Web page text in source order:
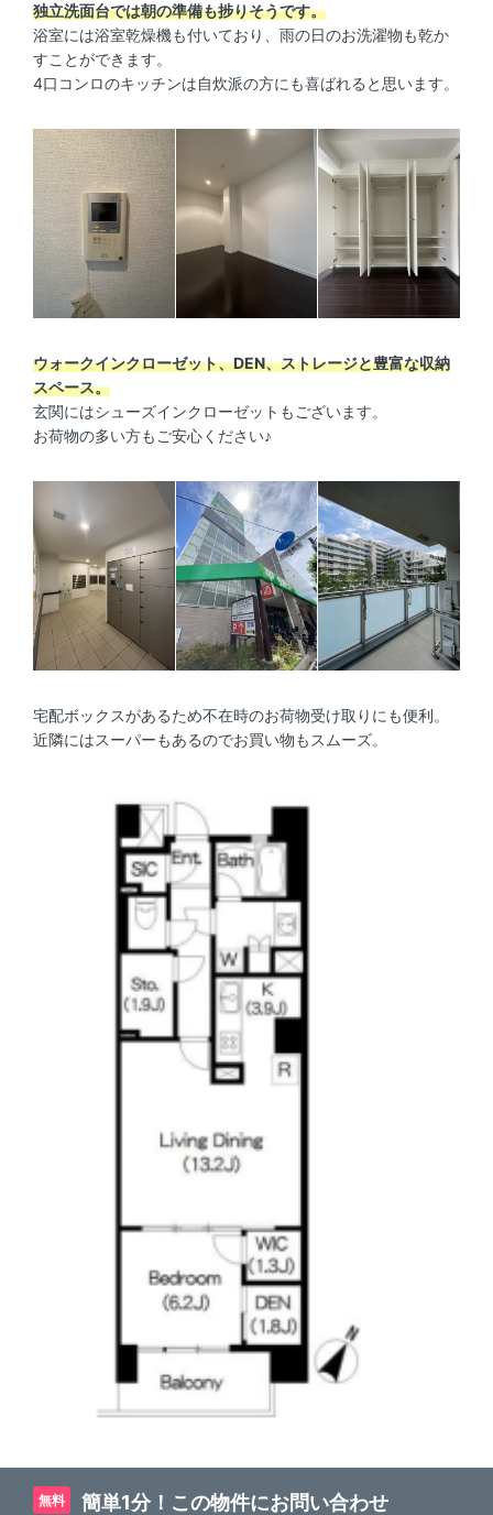
独立洗面台では朝の準備も捗りそうです。
浴室には浴室乾燥機も付いており、雨の日のお洗濯物も乾か
すことができます。
4口コンロのキッチンは自炊派の方にも喜ばれると思います。
ウォークインクローゼット、DEN、ストレージと豊富な収納
スペース。
玄関にはシューズインクローゼットもございます。
お荷物の多い方もご安心ください♪
宅配ボックスがあるため不在時のお荷物受け取りにも便利。
近隣にはスーパーもあるのでお買い物もスムーズ。
無料 簡単1分！この物件にお問い合わせ